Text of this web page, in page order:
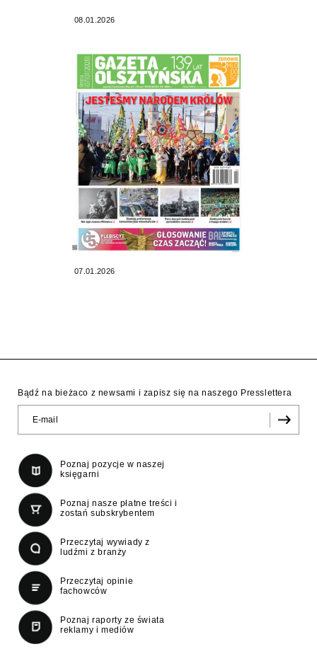
08.01.2026
07.01.2026
Bądź na bieżaco z newsami i zapisz się na naszego Presslettera
Poznaj pozycje w naszej
księgarni
Poznaj nasze płatne treści i
zostań subskrybentem
Przeczytaj wywiady z
ludźmi z branży
Przeczytaj opinie
fachowców
Poznaj raporty ze świata
reklamy i mediów